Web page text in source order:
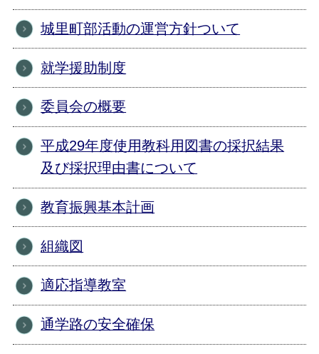
城里町部活動の運営方針ついて
就学援助制度
委員会の概要
平成29年度使用教科用図書の採択結果
及び採択理由書について
教育振興基本計画
組織図
適応指導教室
通学路の安全確保